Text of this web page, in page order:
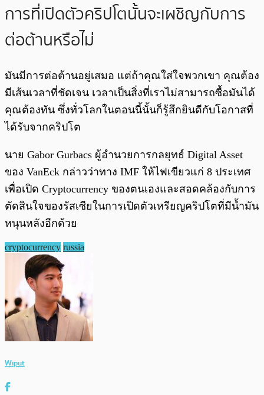
การที่เปิดตัวคริปโตนั้นจะเผชิญกับการ
ต่อต้านหรือไม่
มันมีการต่อต้านอยู่เสมอ แต่ถ้าคุณใส่ใจพวกเขา คุณต้อง
มีเส้นเวลาที่ชัดเจน เวลาเป็นสิ่งที่เราไม่สามารถซื้อมันได้
คุณต้องทัน ซึ่งทั่วโลกในตอนนี้นั้นก็รู้สึกยินดีกับโอกาสที่
ได้รับจากคริปโต
นาย Gabor Gurbacs ผู้อำนวยการกลยุทธ์ Digital Asset
ของ VanEck กล่าวว่าทาง IMF ให้ไฟเขียวแก่ 8 ประเทศ
เพื่อเปิด Cryptocurrency ของตนเองและสอดคล้องกับการ
ตัดสินใจของรัสเซียในการเปิดตัวเหรียญคริปโตที่มีน้ำมัน
หนุนหลังอีกด้วย
cryptocurrency russia
Wiput